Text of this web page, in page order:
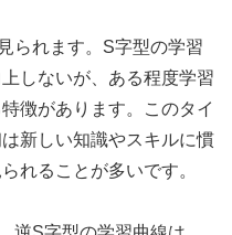
られます。S字型の学習
しないが、ある程度学習
徴があります。このタイ
新しい知識やスキルに慣
れることが多いです。